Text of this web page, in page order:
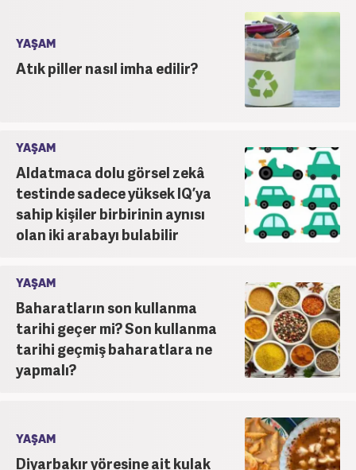
YAŞAM
Atık piller nasıl imha edilir?
YAŞAM
Aldatmaca dolu görsel zekâ
testinde sadece yüksek IQ’ya
sahip kişiler birbirinin aynısı
olan iki arabayı bulabilir
YAŞAM
Baharatların son kullanma
tarihi geçer mi? Son kullanma
tarihi geçmiş baharatlara ne
yapmalı?
YAŞAM
Diyarbakır yöresine ait kulak